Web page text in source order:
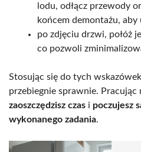
lodu, odłącz przewody
końcem demontażu, aby
po zdjęciu drzwi, połóż
co pozwoli
Stosując się do tych
przebiegnie sprawnie. Pracując
zaoszczędzisz czas i poczujesz
wykonanego zadania.